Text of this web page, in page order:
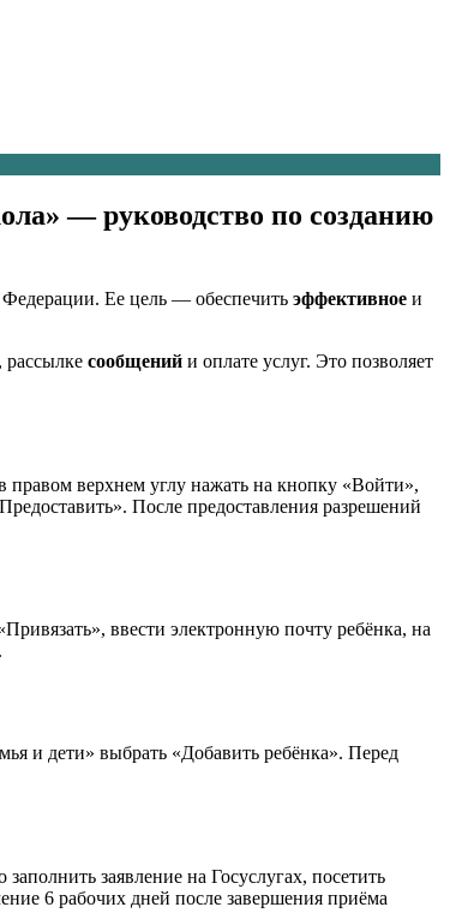
— руководство по созданию
Федерации. Ее цель — обеспечить эффективное и
, рассылке сообщений и оплате услуг. Это позволяет
верхнем углу нажать на кнопку «Войти»,
После предоставления разрешений
ввести электронную почту ребёнка, на
и дети» выбрать «Добавить ребёнка». Перед
заявление на Госуслугах, посетить
6 рабочих дней после завершения приёма